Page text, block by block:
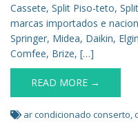
Cassete, Split Piso-teto,
marcas importados e
Springer, Midea, Daikin,
Comfee, Brize, […]
READ MORE →
ar condicionado conserto,